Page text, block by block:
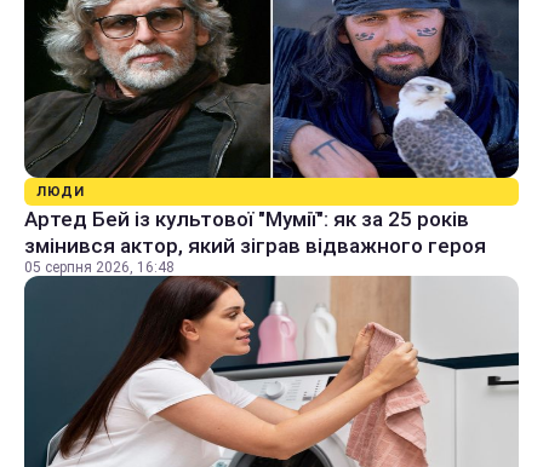
ЛЮДИ
Артед Бей із культової "Мумії": як за 25 років
змінився актор, який зіграв відважного героя
05 серпня 2026, 16:48